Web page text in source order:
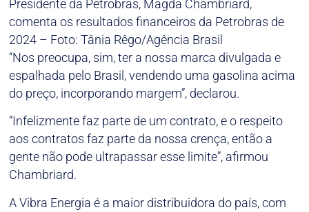
Presidente da Petrobras, Magda Chambriard,
comenta os resultados financeiros da Petrobras de
2024 – Foto: Tânia Rêgo/Agência Brasil
“Nos preocupa, sim, ter a nossa marca divulgada e
espalhada pelo Brasil, vendendo uma gasolina acima
do preço, incorporando margem”, declarou.
“Infelizmente faz parte de um contrato, e o respeito
aos contratos faz parte da nossa crença, então a
gente não pode ultrapassar esse limite”, afirmou
Chambriard.
A Vibra Energia é a maior distribuidora do país, com